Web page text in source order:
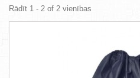
Rādīt 1 - 2 of 2 vienības